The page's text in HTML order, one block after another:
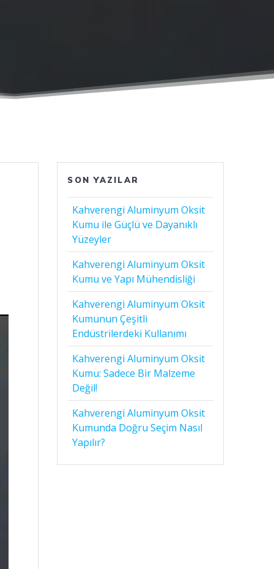
SON YAZILAR
Kahverengi Aluminyum Oksit
Kumu ile Güçlü ve Dayanıklı
Yüzeyler
Kahverengi Aluminyum Oksit
Kumu ve Yapı Mühendisliği
Kahverengi Aluminyum Oksit
Kumunun Çeşitli
Endüstrilerdeki Kullanımı
Kahverengi Aluminyum Oksit
Kumu: Sadece Bir Malzeme
Değil!
Kahverengi Aluminyum Oksit
Kumunda Doğru Seçim Nasıl
Yapılır?